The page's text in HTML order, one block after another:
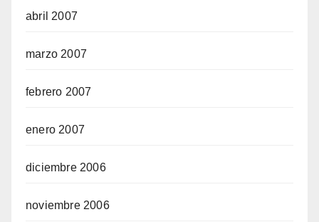
abril 2007
marzo 2007
febrero 2007
enero 2007
diciembre 2006
noviembre 2006